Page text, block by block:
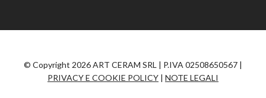
© Copyright 2026 ART CERAM SRL | P.IVA 02508650567 |
PRIVACY E COOKIE POLICY| NOTE LEGALI